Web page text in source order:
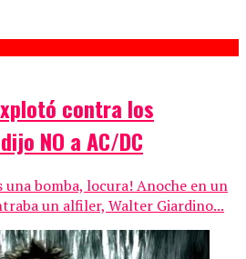
contra los
NO a AC/DC
una bomba, locura! Anoche en un
un alfiler, Walter Giardino...